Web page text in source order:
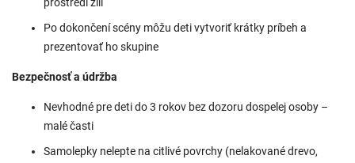
Po dokončení scény môžu deti vytvoriť krátky príbeh a
prezentovať ho skupine
Bezpečnosť a údržba
Nevhodné pre deti do 3 rokov bez dozoru dospelej osoby –
malé časti
Samolepky nelepte na citlivé povrchy (nelakované drevo,